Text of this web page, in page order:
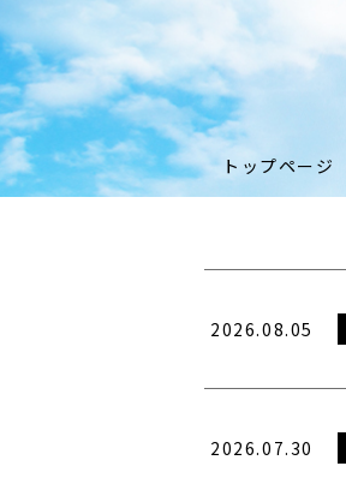
トップページ
2026.08.05
2026.07.30